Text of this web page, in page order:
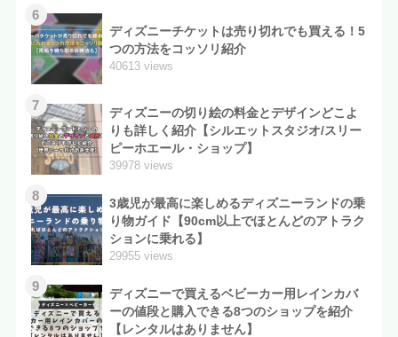
6
ディズニーチケットは売り切れでも買える！5
つの方法をコッソリ紹介
40613 views
7
ディズニーの切り絵の料金とデザインどこよ
りも詳しく紹介【シルエットスタジオ/スリー
ピーホエール・ショップ】
39978 views
8
3歳児が最高に楽しめるディズニーランドの乗
り物ガイド【90cm以上でほとんどのアトラク
ションに乗れる】
29955 views
9
ディズニーで買えるベビーカー用レインカバ
ーの値段と購入できる8つのショップを紹介
【レンタルはありません】